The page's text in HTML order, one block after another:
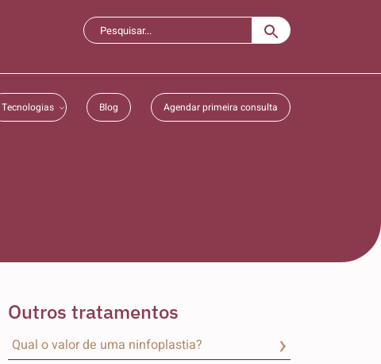
Tecnologias Blog Agendar primeira consulta
Outros tratamentos
Qual o valor de uma ninfoplastia?